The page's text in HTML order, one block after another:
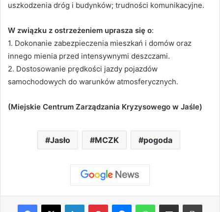
uszkodzenia dróg i budynków; trudności komunikacyjne.
W związku z ostrzeżeniem uprasza się o:
1. Dokonanie zabezpieczenia mieszkań i domów oraz
innego mienia przed intensywnymi deszczami.
2. Dostosowanie prędkości jazdy pojazdów
samochodowych do warunków atmosferycznych.
(Miejskie Centrum Zarządzania Kryzysowego w Jaśle)
Jasło MCZK pogoda
Facebook
X LinkedInPinterestMessengerWhatsAppShare via Email Print